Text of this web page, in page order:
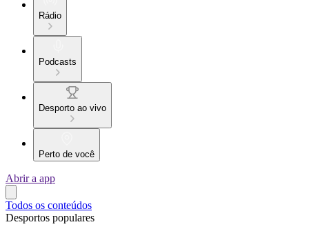
Rádio
Podcasts
Desporto ao vivo
Perto de você
Abrir a app
Todos os conteúdos
Desportos populares